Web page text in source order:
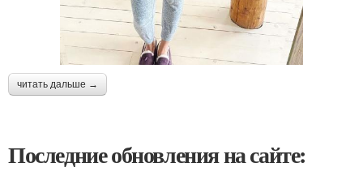
читать дальше →
Последние обновления на сайте: